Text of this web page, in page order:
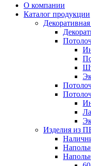
О компании
Каталог продукции
Изделия из